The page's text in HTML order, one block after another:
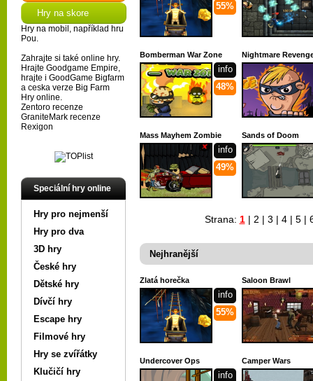
Hry na skore
Hry na mobil , například hru
Pou.
Zahrajte si také online hry.
Hrajte Goodgame Empire,
hrajte i GoodGame Bigfarm
a ceska verze Big Farm
Hry online.
Zentoro recenze
GraniteMark recenze
Rexigon
Speciální hry online
Hry pro nejmenší
Hry pro dva
3D hry
České hry
Dětské hry
Dívčí hry
Escape hry
Filmové hry
Hry se zvířátky
Klučičí hry
55%
Bomberman War Zone
info
48%
Nightmare
Mass Mayhem Zombie
info
49%
Sands of Doom
Strana: 1| 2 | 3 | 4 | 5 |
Nejhranější
Zlatá horečka
info
55%
Saloon Brawl
Undercover Ops
info
Camper Wars